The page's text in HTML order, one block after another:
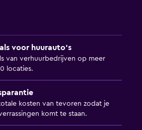
voor huurauto's
van verhuurbedrijven op meer
locaties.
kosten van tevoren zodat je
komt te staan.